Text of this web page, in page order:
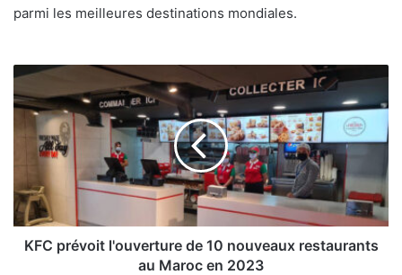
parmi les meilleures destinations mondiales.
KFC
prévoit
l'ouverture
de
restaurants
au
Maroc
enKFC prévoit l'ouverture de 10 nouveaux restaurants
au Maroc en 2023